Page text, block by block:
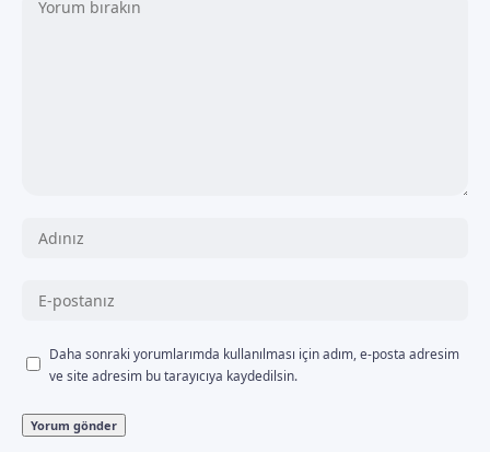
Daha sonraki yorumlarımda kullanılması için adım, e-posta adresim
ve site adresim bu tarayıcıya kaydedilsin.